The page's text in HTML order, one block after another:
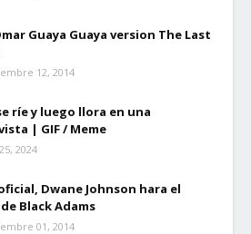
Guaya Guaya version The Last
12, 2014
ríe y luego llora en una
| GIF / Meme
2024
Dwane Johnson hara el
Black Adams
01, 2014